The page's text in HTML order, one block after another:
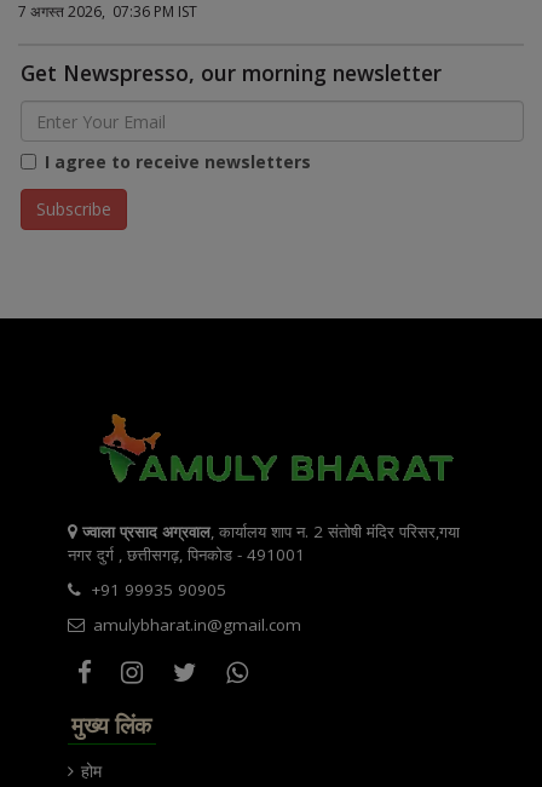
7 अगस्त 2026, 07:36 PM IST
Get Newspresso, our morning newsletter
I agree to receive newsletters
ज्वाला प्रसाद अग्रवाल, कार्यालय शाप न. 2 संतोषी मंदिर परिसर,गया
नगर दुर्ग , छत्तीसगढ़, पिनकोड - 491001
+91 99935 90905
amulybharat.in@gmail.com
मुख्य लिंक
होम